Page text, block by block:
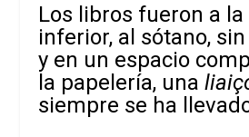
Los libros fueron a
inferior, al sótano,
y en un espacio
la papelería, una
siempre se ha